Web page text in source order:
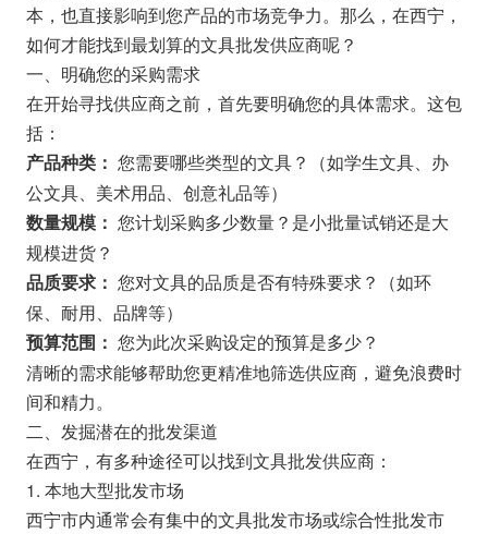
本，也直接影响到您产品的市场竞争力。那么，在西宁，
如何才能找到最划算的文具批发供应商呢？
一、明确您的采购需求
在开始寻找供应商之前，首先要明确您的具体需求。这包
括：
产品种类： 您需要哪些类型的文具？（如学生文具、办
公文具、美术用品、创意礼品等）
数量规模： 您计划采购多少数量？是小批量试销还是大
规模进货？
品质要求： 您对文具的品质是否有特殊要求？（如环
保、耐用、品牌等）
预算范围： 您为此次采购设定的预算是多少？
清晰的需求能够帮助您更精准地筛选供应商，避免浪费时
间和精力。
二、发掘潜在的批发渠道
在西宁，有多种途径可以找到文具批发供应商：
1. 本地大型批发市场
西宁市内通常会有集中的文具批发市场或综合性批发市